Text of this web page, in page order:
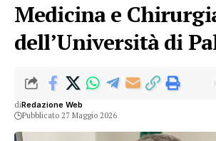
Medicina e
dell’Università di
diRedazione Web
Pubblicato 27 Maggio 2026